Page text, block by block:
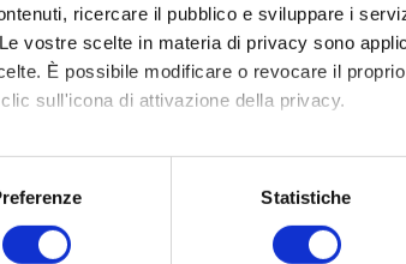
ricercare il pubblico e sviluppare i
vostre scelte in materia di privacy sono
È possibile modificare o revocare il
sull'icona di attivazione della privacy.
geografica, con un'approssimazione
attivamente alla ricerca di
Statistiche